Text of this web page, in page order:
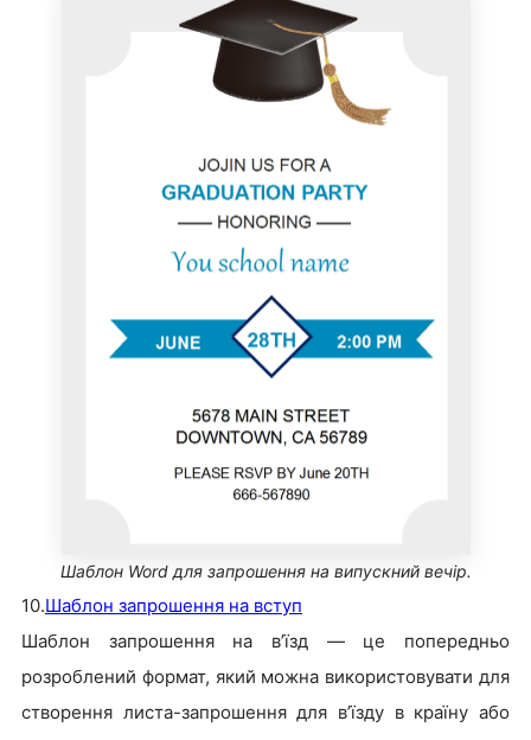
Шаблон Word для запрошення на випускний вечір.
10.Шаблон запрошення на вступ
Шаблон запрошення на в’їзд — це попередньо
розроблений формат, який можна використовувати для
створення листа-запрошення для в’їзду в країну або